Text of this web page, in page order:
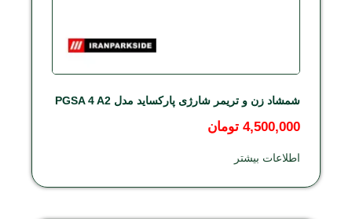
شمشاد زن و تریمر شارژی پارکساید مدل PGSA 4 A2
4,500,000 تومان
اطلاعات بیشتر